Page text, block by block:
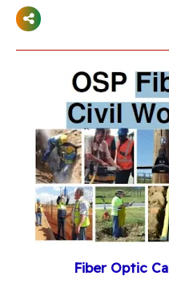
مشاريع تخرج
كتالوجات وأسعار
كتالوجات
لستة أسعار
Fiber Optic